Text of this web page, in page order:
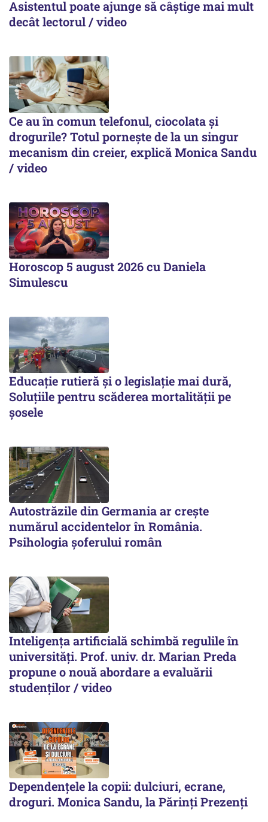
Asistentul poate ajunge să câștige mai mult
decât lectorul / video
Ce au în comun telefonul, ciocolata și
drogurile? Totul pornește de la un singur
mecanism din creier, explică Monica Sandu
/ video
Horoscop 5 august 2026 cu Daniela
Simulescu
Educație rutieră și o legislație mai dură,
Soluțiile pentru scăderea mortalității pe
şosele
Autostrăzile din Germania ar crește
numărul accidentelor în România.
Psihologia șoferului român
Inteligența artificială schimbă regulile în
universități. Prof. univ. dr. Marian Preda
propune o nouă abordare a evaluării
studenților / video
Dependențele la copii: dulciuri, ecrane,
droguri. Monica Sandu, la Părinți Prezenți